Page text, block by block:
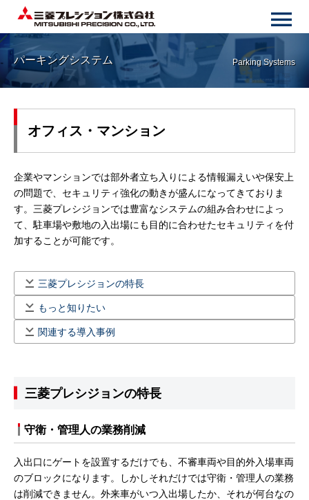
パーキングシステム Parking Systems
オフィス・マンション
企業やマンションでは部外者立ち入りによる情報漏えいや保安上
の問題で、セキュリティ強化の動きが盛んになってきておりま
す。三菱プレシジョンでは豊富なシステムの組み合わせによっ
て、駐車場や敷地の入出場にも目的に合わせたセキュリティを付
加することが可能です。
三菱プレシジョンの特長
もっと知りたい
関連する導入事例
三菱プレシジョンの特長
守衛・管理人の業務削減
入出口にゲートを設置するだけでも、不審車両や目的外入場車両
のブロックになります。しかしそれだけでは守衛・管理人の業務
は削減できません。外来車がいつ入出場したか、それが何台なの